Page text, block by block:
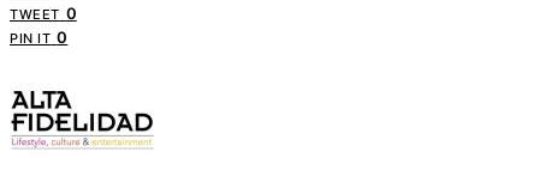
TWEET 0
PIN IT 0